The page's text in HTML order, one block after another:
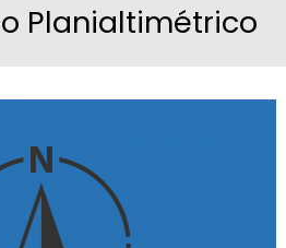
Planialtimétrico